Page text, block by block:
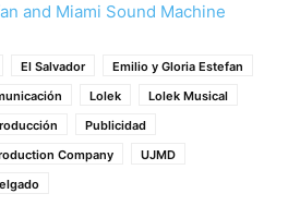
and Miami Sound Machine
El Salvador
Emilio y Gloria Estefan
Lolek
Lolek Musical
Publicidad
Company
UJMD